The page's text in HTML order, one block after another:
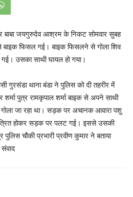
बाबा जयगुरुदेव आश्रम के निकट सोमवार सुबह
फिसल गई। बाइक फिसलने से गोला शिव
गई। उसका साथी घायल हो गया।
गुरसंडा थाना बंडा ने पुलिस को दी तहरीर में
पुत्र रामकृपाल शर्मा बाइक से अपने साथी
गोला जा रहा था। सड़क पर अचानक आवारा पशु
होकर सड़क पर पलट गई। इससे उसकी
पुलिस चौकी प्रभारी प्रवीण कुमार ने बताया